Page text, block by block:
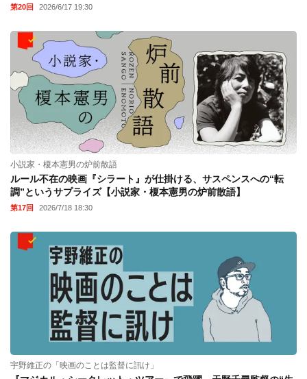
第20回 2026/6/17 19:30
小説家・榎本憲男の炉前散語
ルール不在の映画『シラート』が仕掛ける、サスペンスへの“転
調”というサプライズ【小説家・榎本憲男の炉前散語】
第17回 2026/7/18 18:30
宇野維正の「映画のことは監督に訊け」